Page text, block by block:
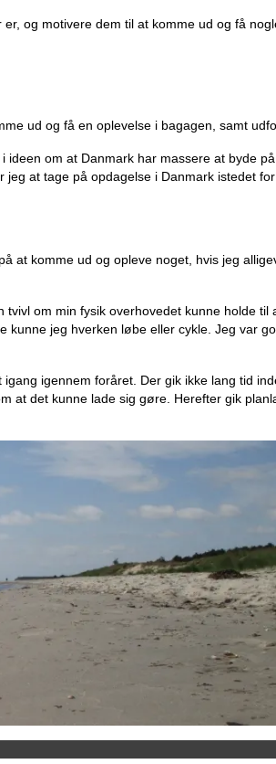
og motivere dem til at komme ud og få
ud og få en oplevelse i bagagen, samt
om at Danmark har massere at byde
at tage på opdagelse i Danmark istedet
komme ud og opleve noget, hvis jeg
om min fysik overhovedet kunne holde
jeg hverken løbe eller cykle. Jeg var
igennem foråret. Der gik ikke lang tid
at det kunne lade sig gøre. Herefter gik